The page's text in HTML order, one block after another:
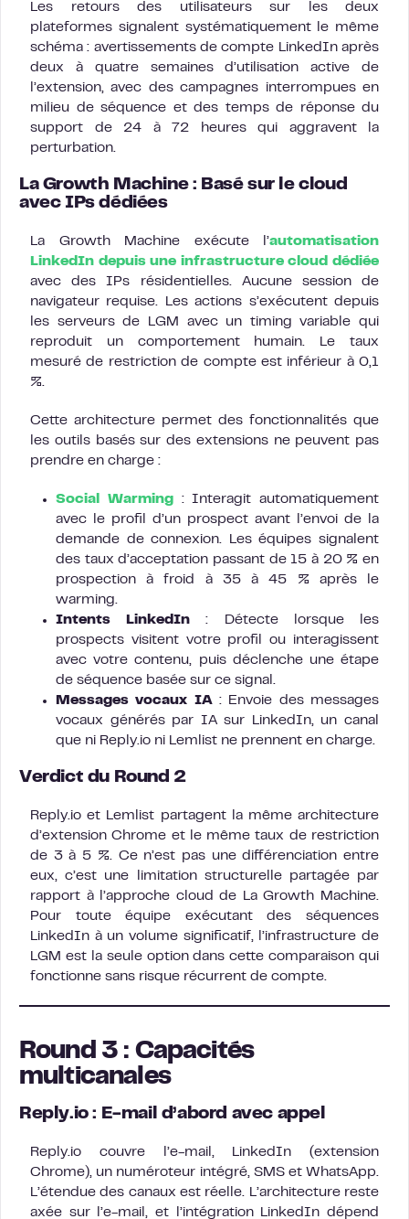
Les retours des utilisateurs sur les deux
plateformes signalent systématiquement le même
schéma : avertissements de compte LinkedIn après
deux à quatre semaines d’utilisation active de
l’extension, avec des campagnes interrompues en
milieu de séquence et des temps de réponse du
support de 24 à 72 heures qui aggravent la
perturbation.
La Growth Machine : Basé sur le cloud
avec IPs dédiées
La Growth Machine exécute l’automatisation
LinkedIn depuis une infrastructure cloud dédiée
avec des IPs résidentielles. Aucune session de
navigateur requise. Les actions s’exécutent depuis
les serveurs de LGM avec un timing variable qui
reproduit un comportement humain. Le taux
mesuré de restriction de compte est inférieur à 0,1
%.
Cette architecture permet des fonctionnalités que
les outils basés sur des extensions ne peuvent pas
prendre en charge :
Social Warming: Interagit automatiquement
avec le profil d’un prospect avant l’envoi de la
demande de connexion. Les équipes signalent
des taux d’acceptation passant de 15 à 20 % en
prospection à froid à 35 à 45 % après le
warming.
Intents LinkedIn : Détecte lorsque les
prospects visitent votre profil ou interagissent
avec votre contenu, puis déclenche une étape
de séquence basée sur ce signal.
Messages vocaux IA: Envoie des messages
vocaux générés par IA sur LinkedIn, un canal
que ni Reply.io ni Lemlist ne prennent en charge.
Verdict du Round 2
Reply.io et Lemlist partagent la même architecture
d’extension Chrome et le même taux de restriction
de 3 à 5 %. Ce n’est pas une différenciation entre
eux, c’est une limitation structurelle partagée par
rapport à l’approche cloud de La Growth Machine.
Pour toute équipe exécutant des séquences
LinkedIn à un volume significatif, l’infrastructure de
LGM est la seule option dans cette comparaison qui
fonctionne sans risque récurrent de compte.
Round 3 : Capacités
multicanales
Reply.io : E-mail d’abord avec appel
Reply.io couvre l’e-mail, LinkedIn (extension
Chrome), un numéroteur intégré, SMS et WhatsApp.
L’étendue des canaux est réelle. L’architecture reste
axée sur l’e-mail, et l’intégration LinkedIn dépend